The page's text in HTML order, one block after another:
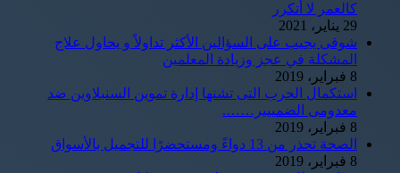
كالعمر لا أتكرر
29 يناير، 2021
شوقى يجيب على السؤالين الأكثر تداولاً و يحاول علاج
المشكلة في عجز وزيادة المعلمين
8 فبراير، 2019
استكمال الحرب التى تشنها إدارة تموين السنبلاوين ضد
معدومى الضمييير…….
8 فبراير، 2019
الصحة تحذر من 13 دواءً ومستحضرًا للتجميل بالأسواق
8 فبراير، 2019